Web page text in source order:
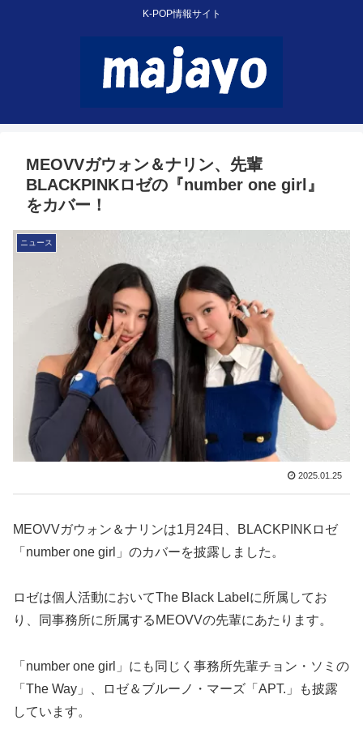
K-POP情報サイト
MEOVVガウォン＆ナリン、先輩
BLACKPINKロゼの『number one girl』
をカバー！
ニュース
2025.01.25
MEOVVガウォン＆ナリンは1月24日、BLACKPINKロゼ
「number one girl」のカバーを披露しました。
ロゼは個人活動においてThe Black Labelに所属してお
り、同事務所に所属するMEOVVの先輩にあたります。
「number one girl」にも同じく事務所先輩チョン・ソミの
「The Way」、ロゼ＆ブルーノ・マーズ「APT.」も披露
しています。